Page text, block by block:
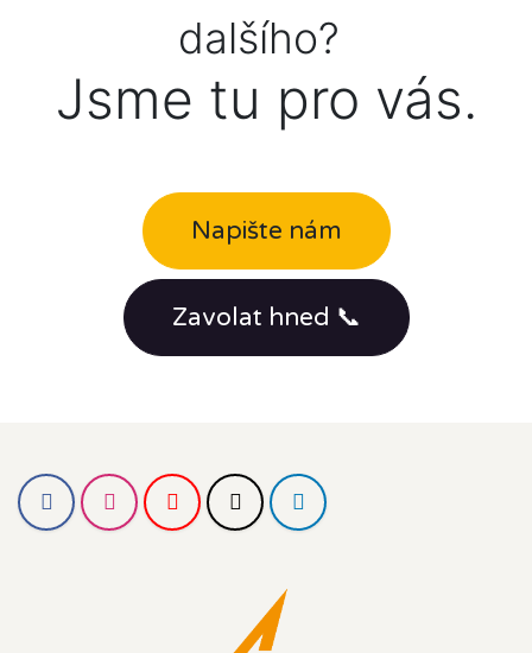
dalšího?
Jsme tu pro vás.
Napište nám
Zavolat hned 📞